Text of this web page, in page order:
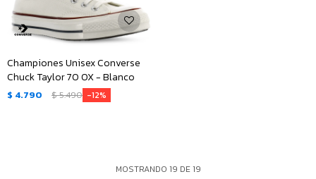
Championes Unisex Converse
Chuck Taylor 70 OX - Blanco
$ 4.790 $5.490 12
MOSTRANDO 19 DE19